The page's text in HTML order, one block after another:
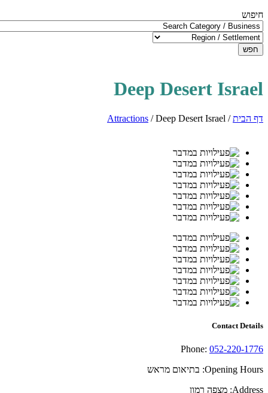
חיפוש
חפש
Deep Desert Israel
דף הבית/
Attractions /Deep Desert Israel
Contact Details
Phone: 052-220-1776
Opening Hours: בתיאום מראש
Address: מצפה רמון